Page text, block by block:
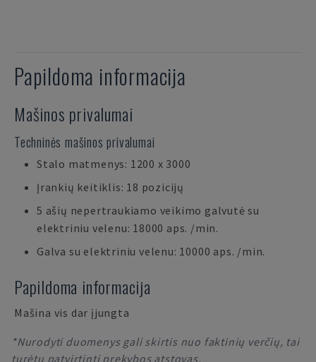
Papildoma informacija
Mašinos privalumai
Techninės mašinos privalumai
Stalo matmenys: 1200 x 3000
Įrankių keitiklis: 18 pozicijų
5 ašių nepertraukiamo veikimo galvutė su
elektriniu velenu: 18000 aps. /min.
Galva su elektriniu velenu: 10000 aps. /min.
Papildoma informacija
Mašina vis dar įjungta
*Nurodyti duomenys gali skirtis nuo faktinių verčių, tai
turėtų patvirtinti prekybos atstovas.